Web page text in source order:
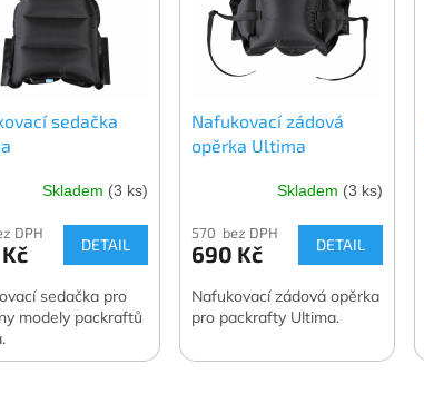
sedačka
Skladem (3 ks)
DPH
DETAIL
sedačka pro
modely packraftů
Nafukovací zádová
opěrka Ultima
Skladem (3 ks)
570 bez DPH
690 Kč DETAIL
Nafukovací zádová opěrka
pro packrafty Ultima.